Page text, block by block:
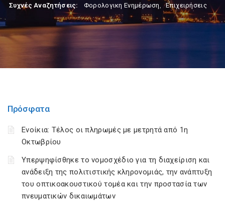
Συχνές Αναζητήσεις: Φορολογικη Ενημέρωση, Επιχειρήσεις
Πρόσφατα
Ενοίκια: Τέλος οι πληρωμές με μετρητά από 1η
Οκτωβρίου
Υπερψηφίσθηκε το νομοσχέδιο για τη διαχείριση και
ανάδειξη της πολιτιστικής κληρονομιάς, την ανάπτυξη
του οπτικοακουστικού τομέα και την προστασία των
πνευματικών δικαιωμάτων